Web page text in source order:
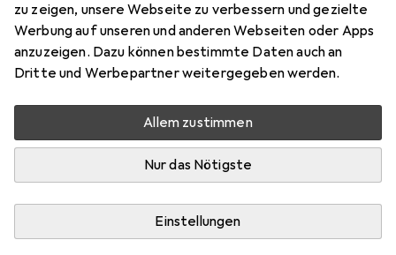
zu zeigen, unsere Webseite zu verbessern und gezielte
Werbung auf unseren und anderen Webseiten oder Apps
anzuzeigen. Dazu können bestimmte Daten auch an
Dritte und Werbepartner weitergegeben werden.
Allem zustimmen
Nur das Nötigste
Einstellungen
1
Bewertungen Marke
Mehr von Ocun
Zwischen Fr, 14.8. und Mo, 17.8. geliefert
Nur 1 Stück an Lager beim Drittanbieter
Lieferort angeben für genaue Lieferzeit